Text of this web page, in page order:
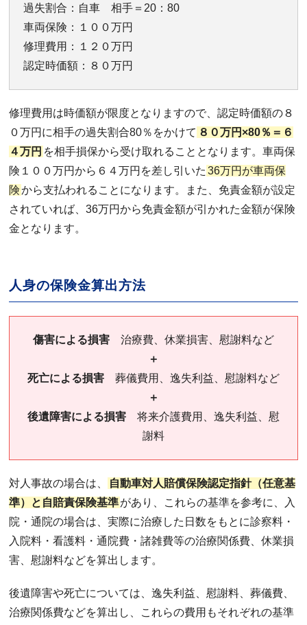
過失割合：自車 相手＝20：80
車両保険：１００万円
修理費用：１２０万円
認定時価額：８０万円
修理費用は時価額が限度となりますので、認定時価額の８
０万円に相手の過失割合80％をかけて ８０万円×80％＝６
４万円 を相手損保から受け取れることとなります。車両保
険１００万円から６４万円を差し引いた 36万円が車両保
険 から支払われることになります。また、免責金額が設定
されていれば、36万円から免責金額が引かれた金額が保険
金となります。
人身の保険金算出方法
傷害による損害 治療費、休業損害、慰謝料など
＋
死亡による損害 葬儀費用、逸失利益、慰謝料など
＋
後遺障害による損害 将来介護費用、逸失利益、慰
謝料
対人事故の場合は、
自動車対人賠償保険認定指針（任意基
準）と自賠責保険基準があり、これらの基準を参考に、入
院・通院の場合は、実際に治療した日数をもとに診察料・
入院料・看護料・通院費・諸雑費等の治療関係費、休業損
害、慰謝料などを算出します。
後遺障害や死亡については、逸失利益、慰謝料、葬儀費、
治療関係費などを算出し、これらの費用もそれぞれの基準